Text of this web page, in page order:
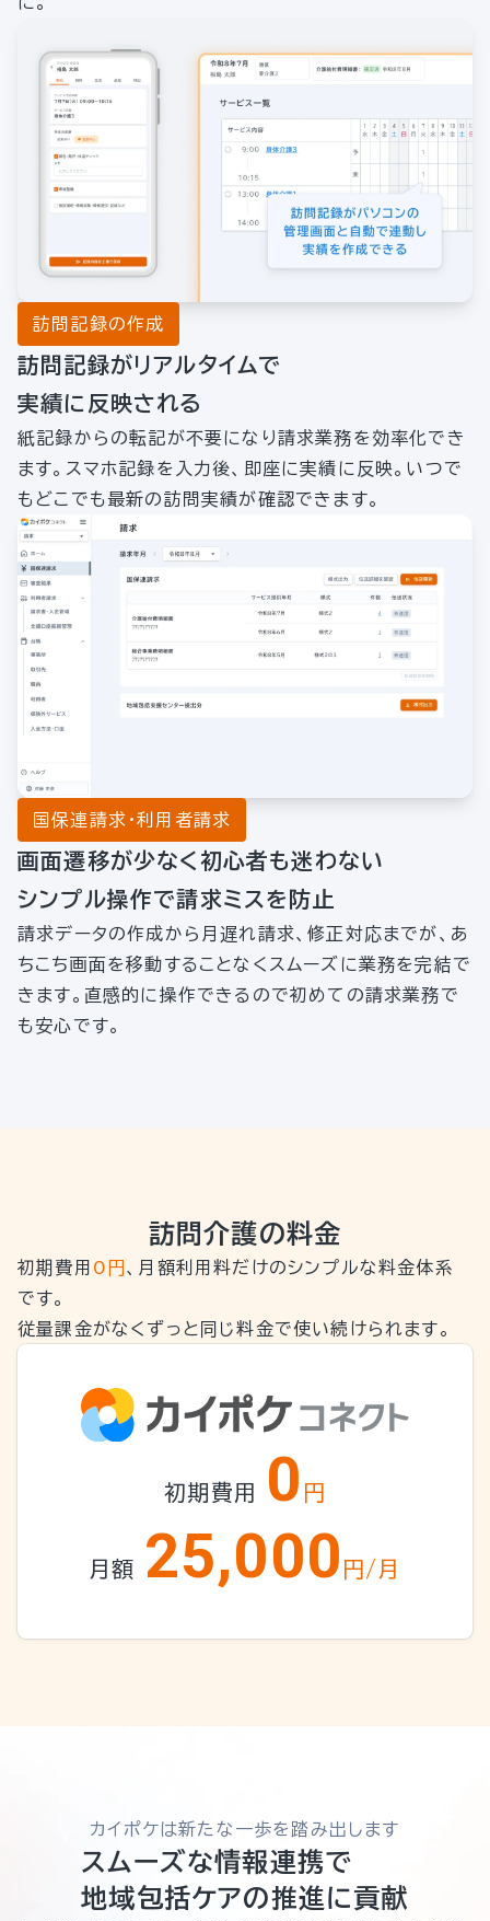
訪問記録の作成
訪問記録がリアルタイムで
実績に反映される
紙記録からの転記が不要になり請求業務を効率化でき
ます。スマホ記録を入力後、即座に実績に反映。いつで
もどこでも最新の訪問実績が確認できます。
国保連請求・利用者請求
画面遷移が少なく初心者も迷わない
シンプル操作で請求ミスを防止
請求データの作成から月遅れ請求、修正対応までが、あ
ちこち画面を移動することなくスムーズに業務を完結で
きます。直感的に操作できるので初めての請求業務で
も安心です。
訪問介護の料金
初期費用 0円 、月額利用料だけのシンプルな料金体系
です。
従量課金がなくずっと同じ料金で使い続けられます。
初期費用 0 円
月額 25,000 円/月
カイポケは新たな一歩を踏み出します
スムーズな情報連携で
地域包括ケアの推進に貢献